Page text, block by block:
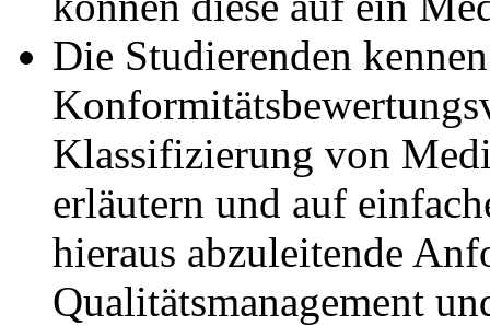
Die Studierenden
Klassifizierung von
erläutern und auf
hieraus abzuleitende
Qualitätsmanagement